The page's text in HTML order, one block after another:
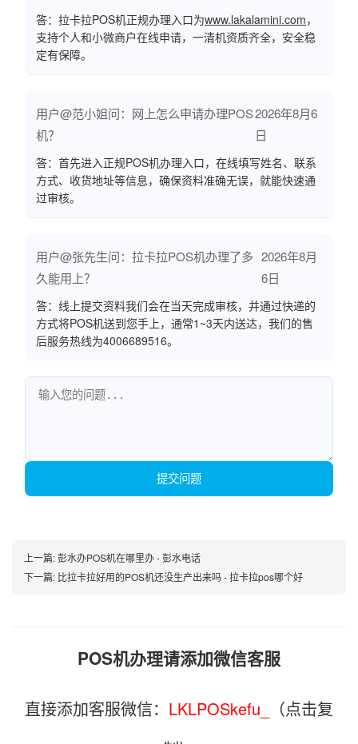
答：拉卡拉POS机正规办理入口为www.lakalamini.com，
支持个人和小微商户在线申请，一清机资质齐全，安全稳
定有保障。
用户@范小姐问：网上怎么申请办理POS
机？
2026年8月6
日
答：首先进入正规POS机办理入口，在线填写姓名、联系
方式、收货地址等信息，确保资料准确无误，就能快速通
过审核。
用户@张先生问：拉卡拉POS机办理了多
久能用上？
2026年8月
6日
答：线上提交资料我们会在当天完成审核，并通过快递的
方式将POS机送到您手上，通常1~3天内送达，我们的售
后服务热线为4006689516。
提交问题
上一篇:彭水办POS机在哪里办 - 彭水电话
下一篇: 比拉卡拉好用的POS机还没生产出来吗 - 拉卡拉pos哪个好
POS机办理请添加微信客服
直接添加客服微信： LKLPOSkefu_
（点击复